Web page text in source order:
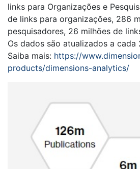
links para Organizações e
de links para organizações, 286
pesquisadores, 26 milhões de
Os dados são atualizados a cada
Saiba mais: https://
products/dimensions-analytics/